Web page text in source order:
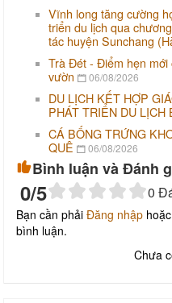
Vĩnh long tăng cường
triển du lịch qua
tác huyện Sunchang
Trà Đét - Điểm hẹn mới
vườn
06/08/2026
DU LỊCH KẾT HỢP
PHÁT TRIỂN DU LỊCH
CÁ BỐNG TRỨNG
QUÊ
06/08/2026
Bình luận và Đánh
0/5 0
Bạn cần phải Đăng nhập hoặc
bình luận.
Chưa